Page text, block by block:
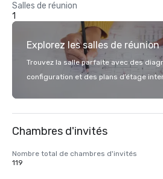
Salles de réunion
1
Explorez les salles de réunion
Trouvez la salle parfaite avec des
configuration et des plans d’étage
Chambres d'invités
Nombre total de chambres d'invités
119